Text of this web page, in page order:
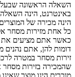
השאלה הראשונה שבעל
באינטרנט, הינה
כל אחת מזירות מסחר
כאשר אתם מציעים את
דומות להן, אתם נהנים
זירות מסחר במטרה
שהמכירה בזירות